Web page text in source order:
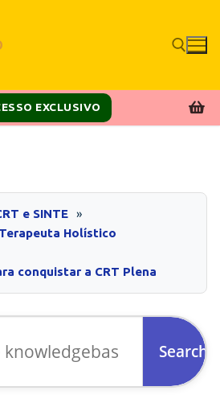
EXCLUSIVO
e SINTE
Holístico
conquistar a CRT Plena